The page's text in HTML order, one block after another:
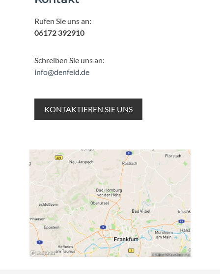
Rufen Sie uns an:
06172 392910
Schreiben Sie uns an:
info@denfeld.de
KONTAKTIEREN SIE UNS